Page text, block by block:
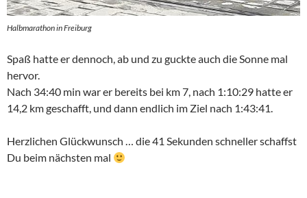
Halbmarathon in Freiburg
Spaß hatte er dennoch, ab und zu guckte auch die Sonne mal
hervor.
Nach 34:40 min war er bereits bei km 7, nach 1:10:29 hatte er
14,2 km geschafft, und dann endlich im Ziel nach 1:43:41.
Herzlichen Glückwunsch … die 41 Sekunden schneller schaffst
Du beim nächsten mal